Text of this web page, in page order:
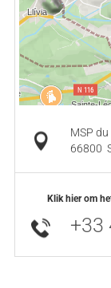
MSP
66800
Klik hier om
+33